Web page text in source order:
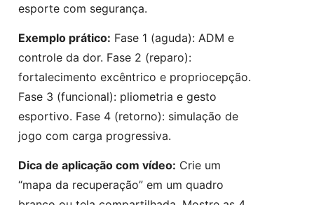
esporte com segurança.
Exemplo prático: Fase 1 (aguda): ADM e
controle da dor. Fase 2 (reparo):
fortalecimento excêntrico e propriocepção.
Fase 3 (funcional): pliometria e gesto
esportivo. Fase 4 (retorno): simulação de
jogo com carga progressiva.
Dica de aplicação com vídeo: Crie um
“mapa da recuperação” em um quadro